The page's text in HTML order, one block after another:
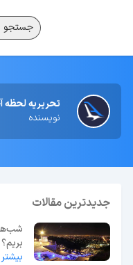
جستجو
تحریریه لحظه
نویسنده
جدیدترین مقالات